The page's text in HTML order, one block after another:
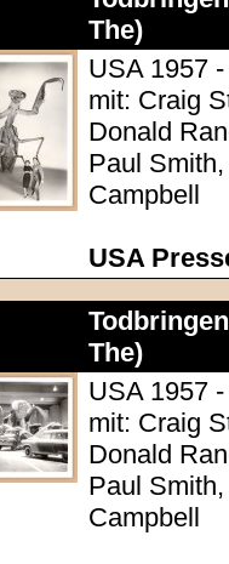
The)
USA 1957
mit: Craig
Donald
Paul
Campbell
USA
The)
USA 1957
mit: Craig
Donald
Paul
Campbell